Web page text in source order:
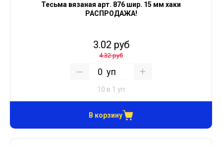
Тесьма вязаная арт. 876 шир. 15 мм хаки
РАСПРОДАЖА!
3.02 руб
4.32 руб
уп
10 в 1 уп
В корзину